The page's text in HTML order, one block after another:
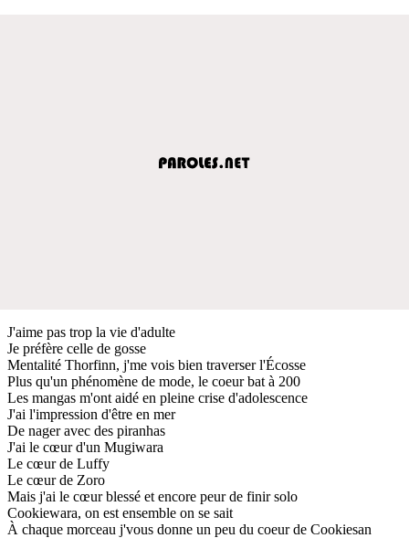
J'aime pas trop la vie d'adulte
Je préfère celle de gosse
Mentalité Thorfinn, j'me vois bien traverser l'Écosse
Plus qu'un phénomène de mode, le coeur bat à 200
Les mangas m'ont aidé en pleine crise d'adolescence
J'ai l'impression d'être en mer
De nager avec des piranhas
J'ai le cœur d'un Mugiwara
Le cœur de Luffy
Le cœur de Zoro
Mais j'ai le cœur blessé et encore peur de finir solo
Cookiewara, on est ensemble on se sait
À chaque morceau j'vous donne un peu du coeur de Cookiesan